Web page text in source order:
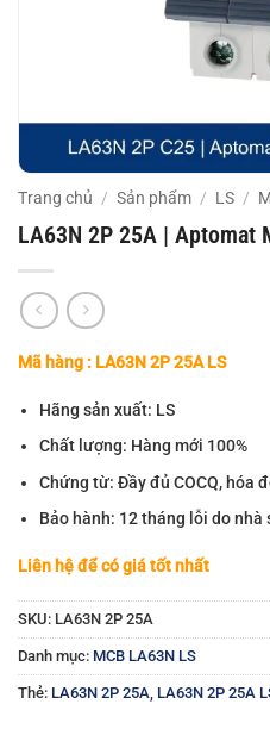
Trang chủ / Sản phẩm / LS /
LA63N 2P 25A | Aptomat
Mã hàng : LA63N 2P 25A LS
Hãng sản xuất: LS
Chất lượng: Hàng mới 100%
Chứng từ: Đầy đủ COCQ, hóa
Bảo hành: 12 tháng lỗi do nhà
Liên hệ để có giá tốt nhất
SKU: LA63N 2P 25A
Danh mục: MCB LA63N LS
Thẻ: LA63N 2P 25A, LA63N 2P 25A